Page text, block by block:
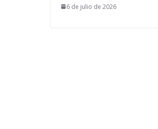
6 de julio de 2026